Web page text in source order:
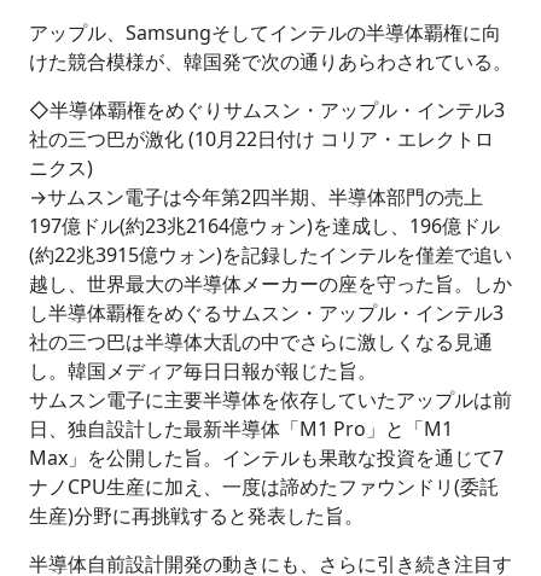
アップル、Samsungそしてインテルの半導体覇権に向
けた競合模様が、韓国発で次の通りあらわされている。
◇半導体覇権をめぐりサムスン・アップル・インテル3
社の三つ巴が激化 (10月22日付け コリア・エレクトロ
ニクス)
→サムスン電子は今年第2四半期、半導体部門の売上
197億ドル(約23兆2164億ウォン)を達成し、196億ドル
(約22兆3915億ウォン)を記録したインテルを僅差で追い
越し、世界最大の半導体メーカーの座を守った旨。しか
し半導体覇権をめぐるサムスン・アップル・インテル3
社の三つ巴は半導体大乱の中でさらに激しくなる見通
し。韓国メディア毎日日報が報じた旨。
サムスン電子に主要半導体を依存していたアップルは前
日、独自設計した最新半導体「M1 Pro」と「M1
Max」を公開した旨。インテルも果敢な投資を通じて7
ナノCPU生産に加え、一度は諦めたファウンドリ(委託
生産)分野に再挑戦すると発表した旨。
半導体自前設計開発の動きにも、さらに引き続き注目す